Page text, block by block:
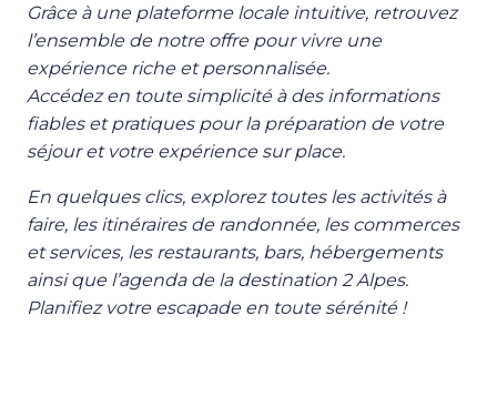
Grâce à une plateforme locale intuitive, retrouvez
l’ensemble de notre offre pour vivre une
expérience riche et personnalisée.
Accédez en toute simplicité à des informations
fiables et pratiques pour la préparation de votre
séjour et votre expérience sur place.
En quelques clics, explorez toutes les activités à
faire, les itinéraires de randonnée, les commerces
et services, les restaurants, bars, hébergements
ainsi que l’agenda de la destination 2 Alpes.
Planifiez votre escapade en toute sérénité !